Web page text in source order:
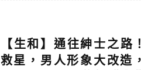
【生和】通往紳士之
救星，男人形象大改造